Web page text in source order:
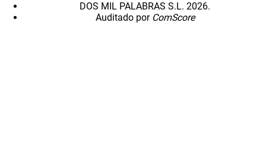
DOS MIL PALABRAS S.L. 2026.
Auditado por ComScore